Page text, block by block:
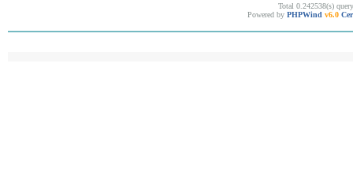
Total 0.242538(s)
Powered by PHPWind v6.0